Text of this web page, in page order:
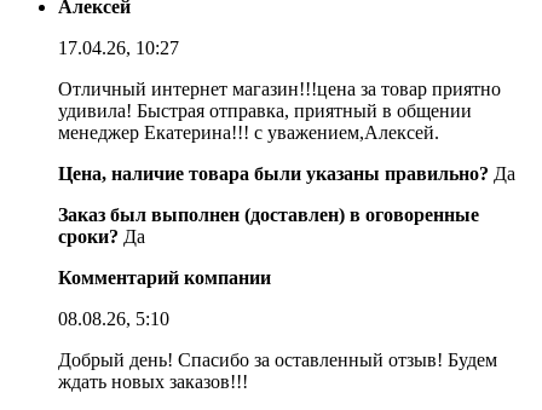
Алексей
17.04.26, 10:27
Отличный интернет магазин!!!цена за товар приятно
удивила! Быстрая отправка, приятный в общении
менеджер Екатерина!!! с уважением,Алексей.
Цена, наличие товара были указаны правильно? Да
Заказ был выполнен (доставлен) в оговоренные
сроки? Да
Комментарий компании
08.08.26, 5:10
Добрый день! Спасибо за оставленный отзыв! Будем
ждать новых заказов!!!